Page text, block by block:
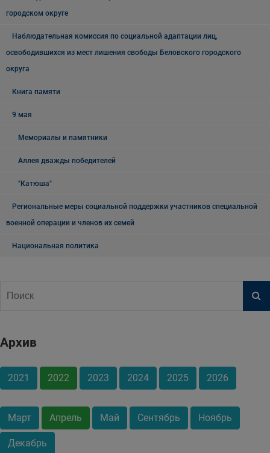
городском округе
Наблюдательная комиссия по социальной адаптации лиц,
освободившихся из мест лишения свободы Беловского городского
округа
Книга памяти
9 мая
Мемориалы и памятники
Аллея дважды победителей
"Катюша"
Региональные меры социальной поддержки участников специальной
военной операции и членов их семей
Национальная политика
Архив
2021 2022 2023 2024 2025 2026
Март Апрель Май Сентябрь Ноябрь
Декабрь